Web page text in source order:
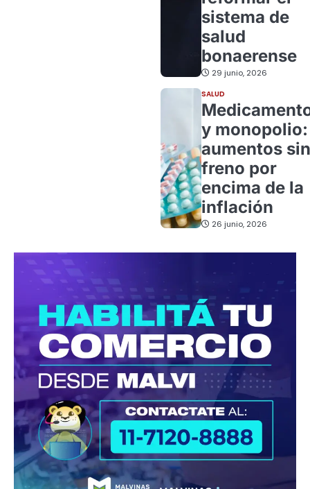
sistema de
salud
bonaerense
29 junio, 2026
SALUD
y monopolio:
aumentos sin
freno por
encima de la
inflación
26 junio, 2026